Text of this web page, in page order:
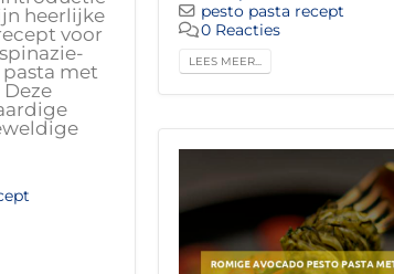
heerlijke
voor
met
pesto pasta recept
0 Reacties
LEES MEER...